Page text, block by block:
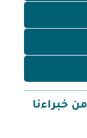
خبراءنا